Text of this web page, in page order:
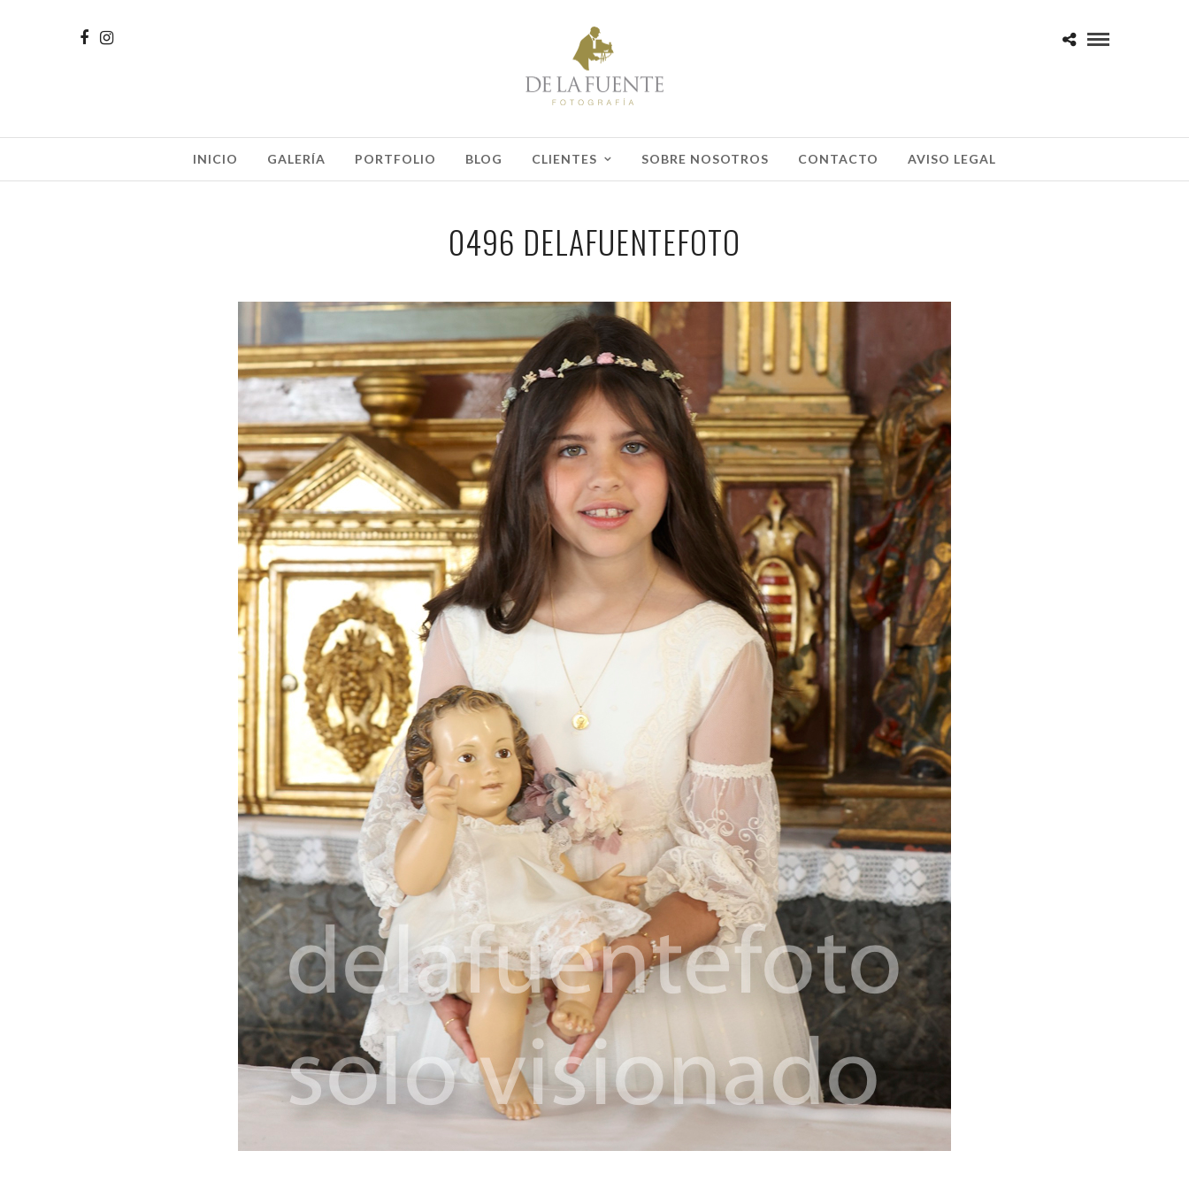
INICIO GALERÍA PORTFOLIO BLOG CLIENTES SOBRE NOSOTROS CONTACTO AVISO LEGAL
0496 DELAFUENTEFOTO